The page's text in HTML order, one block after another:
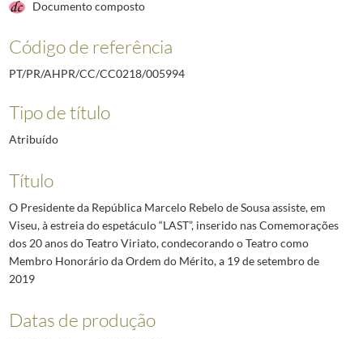
Documento composto
Código de referência
PT/PR/AHPR/CC/CC0218/005994
Tipo de título
Atribuído
Título
O Presidente da República Marcelo Rebelo de Sousa assiste, em
Viseu, à estreia do espetáculo “LAST”, inserido nas Comemorações
dos 20 anos do Teatro Viriato, condecorando o Teatro como
Membro Honorário da Ordem do Mérito, a 19 de setembro de
2019
Datas de produção